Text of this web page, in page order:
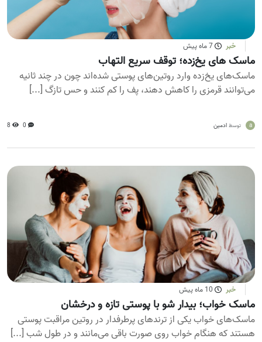
خبر 7 ماه پیش
ماسک های یخ‌زده؛ توقف سریع التهاب
ماسک‌های یخ‌زده وارد روتین‌های پوستی شده‌اند چون در چند ثانیه
می‌توانند قرمزی را کاهش دهند، پف را کم کنند و حس تازگ [...]
a توسط ادمین 0
8
خبر 10 ماه پیش
ماسک خواب؛ بیدار شو با پوستی تازه و درخشان
ماسک‌های خواب یکی از ترندهای پرطرفدار در روتین مراقبت پوستی
هستند که هنگام خواب روی صورت باقی می‌مانند و در طول شب [...]